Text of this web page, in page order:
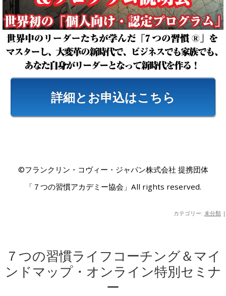
詳細とお申込はこちら
©フランクリン・コヴィー・ジャパン株式会社 提携団体
「７つの習慣アカデミー協会」All rights reserved.
カテゴリー: 未分類 |
７つの習慣ライフコーチング＆マイ
ンドマップ・オンライン特別セミナ
ー